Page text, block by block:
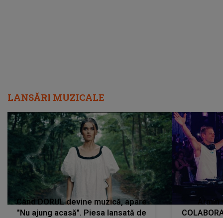
LANSĂRI MUZICALE
Când DORUL devine muzică, apare
"Nu ajung acasă". Piesa lansată de